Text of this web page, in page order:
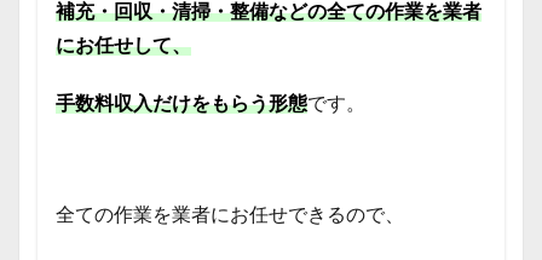
補充・回収・清掃・整備などの全ての作業を業者
にお任せして、
手数料収入だけをもらう形態です。
全ての作業を業者にお任せできるので、